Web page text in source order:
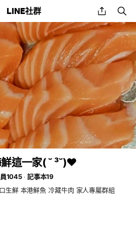
LINE社群 share
這一家(⁠ ⁠˘⁠ ⁠³⁠˘⁠)⁠♥
1045
記事本19
臉書：元盛海鮮直播 進口生鮮 本港鮮魚 冷藏牛肉 家人專屬群組